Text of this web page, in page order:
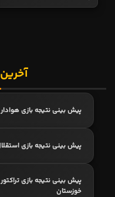
پیش بینی نتیجه بازی
پیش بینی نتیجه بازی
پیش بینی نتیجه بازی
خوزستان